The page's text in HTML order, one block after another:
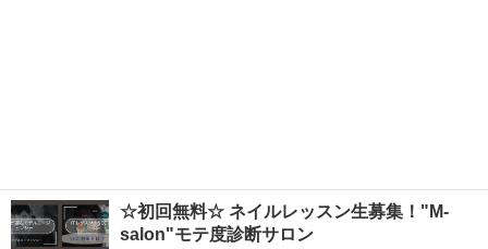
☆初回無料☆ ネイルレッスン生募集！"M-
salon"モテ度診断サロン